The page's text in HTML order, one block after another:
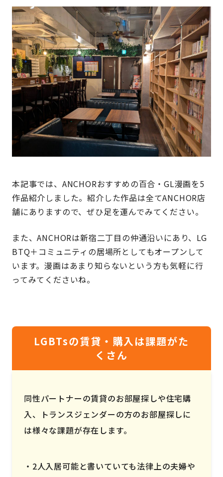
本記事では、ANCHORおすすめの百合・GL漫画を5
作品紹介しました。紹介した作品は全てANCHOR店
舗にありますので、ぜひ足を運んでみてください。
また、ANCHORは新宿二丁目の仲通沿いにあり、LG
BTQ＋コミュニティの居場所としてもオープンして
います。漫画はあまり知らないという方も気軽に行
ってみてくださいね。
LGBTsの賃貸・購入は課題がた
くさん
同性パートナーの賃貸のお部屋探しや住宅購
入、トランスジェンダーの方のお部屋探しに
は様々な課題が存在します。
2人入居可能と書いていても法律上の夫婦や